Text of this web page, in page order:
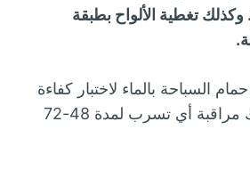
وكذلك تغطية الألواح بطبقة
حمام السباحة بالماء لاختبار كفاءة
العزل المائي. وكذلك مراقبة أي تسرب لمدة 48-72